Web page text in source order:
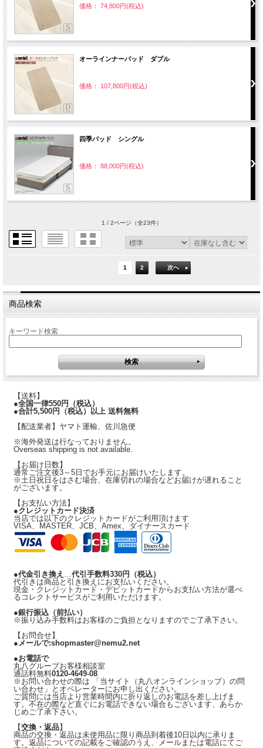
価格： 74,800円(税込)
オーラインナーパッド ダブル
価格： 107,800円(税込)
四季パッド シングル
価格： 88,000円(税込)
1 / 2ページ（全23件）
1 2 次へ
商品検索
キーワード検索
【送料】
●全国一律550円（税込）
●合計5,500円（税込）以上 送料無料
【配送業者】ヤマト運輸、佐川急便
※海外発送は行なっておりません。
Overseas shipping is not available.
【お届け日数】
通常ご注文後3～5日 でお手元にお届けいたします。
※土日祝日をはさむ場合、在庫切れの場合などお届けが遅れること
がございます。
【お支払い方法】
●クレジットカード決済
当店では以下のクレジットカードがご利用頂けます
VISA、MASTER、JCB、Amex、ダイナースカード
●代金引き換え …代引手数料330円
（税込）
代引きは商品と引き換えにお支払いください。
現金・クレジットカード・デビットカードからお支払い方法が選べ
るコレクトサービスがご利用いただけます。
●銀行振込（前払い）
※振り込み手数料はお客様のご負担となりますのでご了承下さい。
【お問合せ】
●メールで:shopmaster@nemu2.net
●お電話で
丸八グループお客様相談室
通話料無料0120-4649-08
※お問い合わせの際は 「当サイト（丸八オンラインショップ）の問
い合わせ」とオペレーターにお申し出ください。
ご質問には当店より営業時間内に折り返しのお電話を差し上げま
す。不在の際など直ぐにお電話できない場合もございます、あらか
じめご了承下さい。
【交換・返品】
商品の交換・返品は未使用品に限り商品到着後10日以内に承りま
す。返品についての記載をご確認のうえ、メールまたは電話にてご